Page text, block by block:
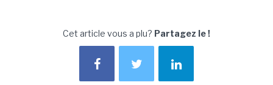
Cet article vous a plu? Partagez le !